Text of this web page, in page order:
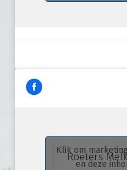
Roeters
Klik om
en deze